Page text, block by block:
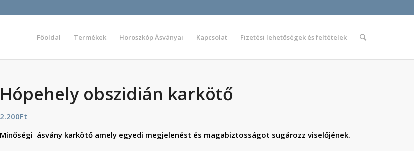
Főoldal Termékek Horoszkóp Ásványai Kapcsolat Fizetési lehetőségek és feltételek
Hópehely obszidián karkötő
2.200Ft
Minőségi ásvány karkötő amely egyedi megjelenést és magabiztosságot sugározz viselőjének.